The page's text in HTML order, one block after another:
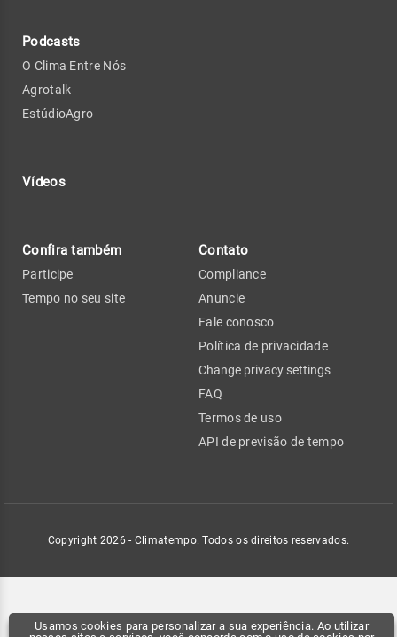
Usamos cookies para personalizar a sua experiência. Ao utilizar
Podcasts
O Clima Entre Nós
Agrotalk
EstúdioAgro
Vídeos
Confira também
Participe
Tempo no seu site
Contato
Compliance
Anuncie
Fale conosco
Política de privacidade
Change privacy settings
FAQ
Termos de uso
API de previsão de tempo
Copyright 2026 - Climatempo. Todos os direitos reservados.